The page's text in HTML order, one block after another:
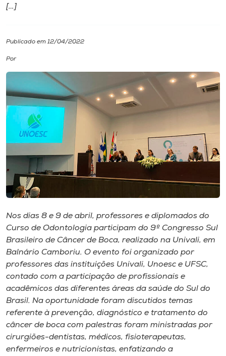
Cultura
CPA
Biblioteca
Editora
Rádio
Museu
Unoesc
Selecione
A+
A-
[…]
Publicado em 12/04/2022
Por
Nos dias 8 e 9 de abril, professores e diplomados do
Curso de Odontologia participam do 9º Congresso Sul
Brasileiro de Câncer de Boca, realizado na Univali, em
Balnário Camboriu. O evento foi organizado por
professores das instituições Univali, Unoesc e UFSC,
contado com a participação de profissionais e
acadêmicos das diferentes áreas da saúde do Sul do
Brasil. Na oportunidade foram discutidos temas
referente à prevenção, diagnóstico e tratamento do
câncer de boca com palestras foram ministradas por
cirurgiões-dentistas, médicos, fisioterapeutas,
enfermeiros e nutricionistas, enfatizando a